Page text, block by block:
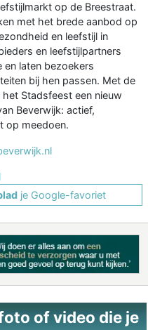
op de Breestraat.
met het brede aanbod op
en leefstijl in
en leefstijlpartners
en laten bezoekers
bij hen passen. Met de
Stadsfeest een nieuw
Beverwijk: actief,
op meedoen.
je Google-favoriet
of video die je